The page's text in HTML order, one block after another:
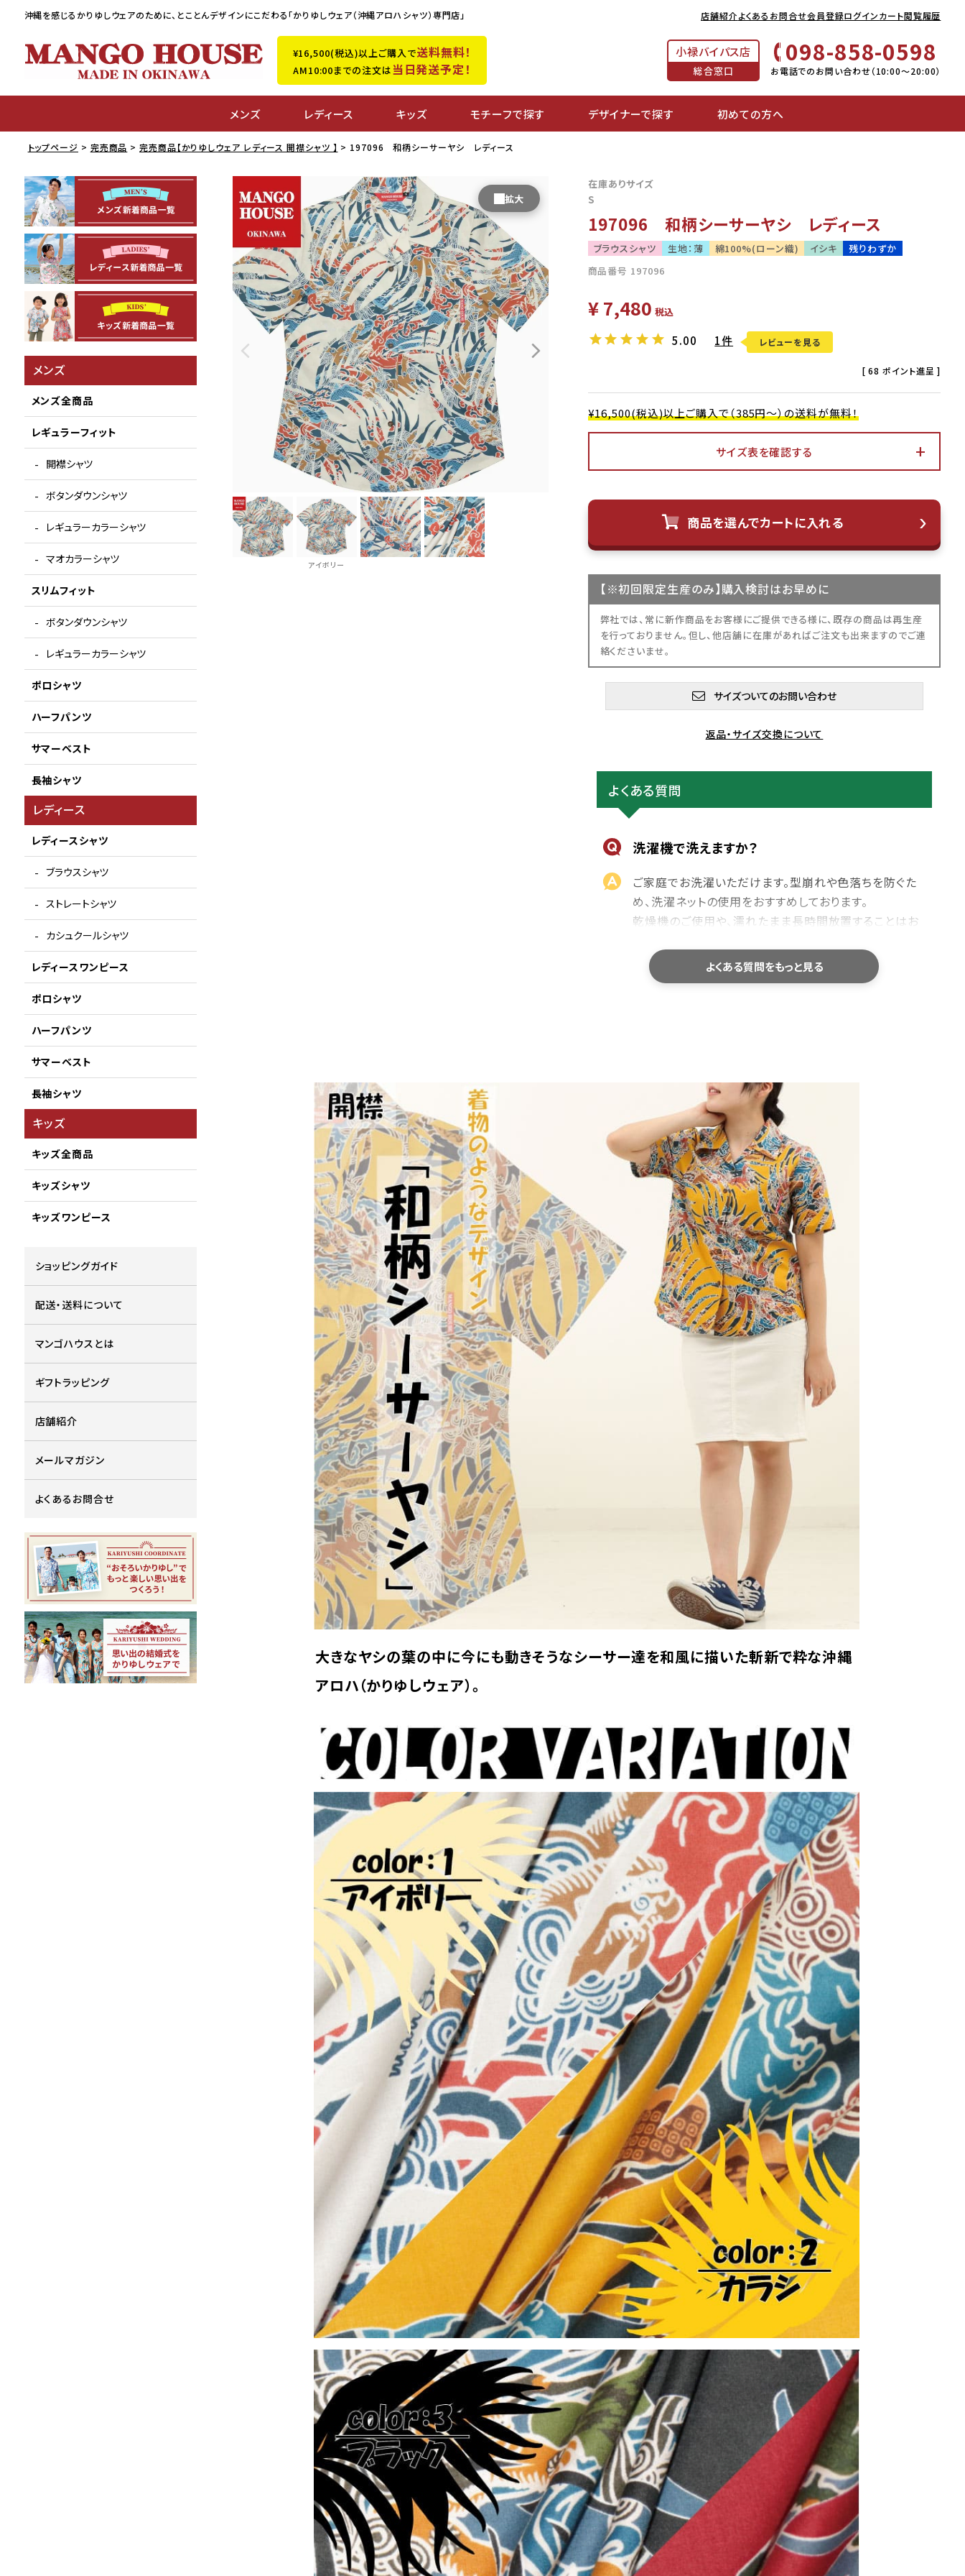
沖縄を感じるかりゆしウェアのために、 とことんデザインにこだわる「かりゆしウェア（沖縄アロハシャツ）専門店」 店舗紹介よくあるお問合せ会員登録ログインカート閲覧履歴
¥16,500(税込)以上ご購入で送料無料！
AM10:00までの注文は当日発送予定！
小禄バイパス店
総合窓口
098-858-0598
お電話でのお問い合わせ（10:00～20:00）
メンズ レディース キッズ モチーフで探す デザイナーで探す 初めての方へ
トップページ 完売商品 完売商品【かりゆしウェア レディース 開襟シャツ 】 197096 和柄シーサーヤシ レディース
メンズ
メンズ全商品
レギュラーフィット
開襟シャツ
ボタンダウンシャツ
レギュラーカラーシャツ
マオカラーシャツ
スリムフィット
ボタンダウンシャツ
レギュラーカラーシャツ
ポロシャツ
ハーフパンツ
サマーベスト
長袖シャツ
レディース
レディースシャツ
ブラウスシャツ
ストレートシャツ
カシュクールシャツ
レディースワンピース
ポロシャツ
ハーフパンツ
サマーベスト
長袖シャツ
キッズ
キッズ全商品
キッズシャツ
キッズワンピース
ショッピングガイド
配送・送料について
マンゴハウスとは
ギフトラッピング
店舗紹介
メールマガジン
よくあるお問合せ
アイボリー
在庫ありサイズ
S
197096 和柄シーサーヤシ レディース
ブラウスシャツ 生地：薄 綿100%(ローン織) イシキ
残りわずか
商品番号 197096
¥ 7,480 税込
5.00 1件 レビューを見る
[ 68 ポイント進呈 ]
¥16,500(税込)以上ご購入で（385円～）の送料が無料！
サイズ表を確認する
商品を選んでカートに入れる
color size
アイボリー
S
在庫数
【※初回限定生産のみ】購入検討はお早めに
弊社では、常に新作商品をお客様にご提供できる様に、既存の商品は再生産
を行っておりません。但し、他店舗に在庫があればご注文も出来ますのでご連
絡くださいませ。
サイズついてのお問い合わせ
返品・サイズ交換について
よくある質問
洗濯機で洗えますか？
ご家庭でお洗濯いただけます。型崩れや色落ちを防ぐた
め、洗濯ネットの使用をおすすめしております。
乾燥機のご使用や、濡れたまま長時間放置することはお
れいにご愛用いただけます。
交換にかかる往復送料につきましては、お客様ご負担に
てお願いしております。
送料はどのくらいかかりますか？
ネコポスをご利用の場合は全国一律385円（税込）です。
宅配便は838円（税込）、沖縄県内は471円（税込）となり
また、16,500円（税込）以上のお買い上げで送料無料で
急いでいます。いつ発送されますか？
平日・土日祝ともに午前10時までのご注文で、当日発送し
ております。
お届けの目安は、本州・九州・四国は発送日の翌日、北海道
は3日後、沖縄県内は翌日です。
よくある質問をもっと見る
大きなヤシの葉の中に今にも動きそうなシーサー達を和風に描いた斬新で粋な沖縄
アロハ（かりゆしウェア）。